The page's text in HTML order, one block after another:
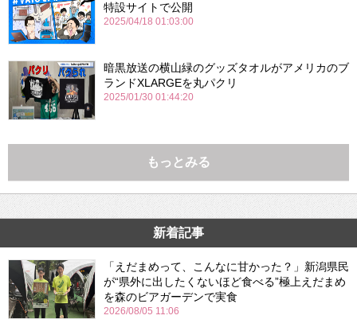
特設サイトで公開
2025/04/18 01:03:00
暗黒放送の横山緑のグッズタオルがアメリカのブ
ランドXLARGEを丸パクリ
2025/01/30 01:44:20
もっとみる
新着記事
「えだまめって、こんなに甘かった？」新潟県民
が“県外に出したくないほど食べる”極上えだまめ
を森のビアガーデンで実食
2026/08/05 11:06